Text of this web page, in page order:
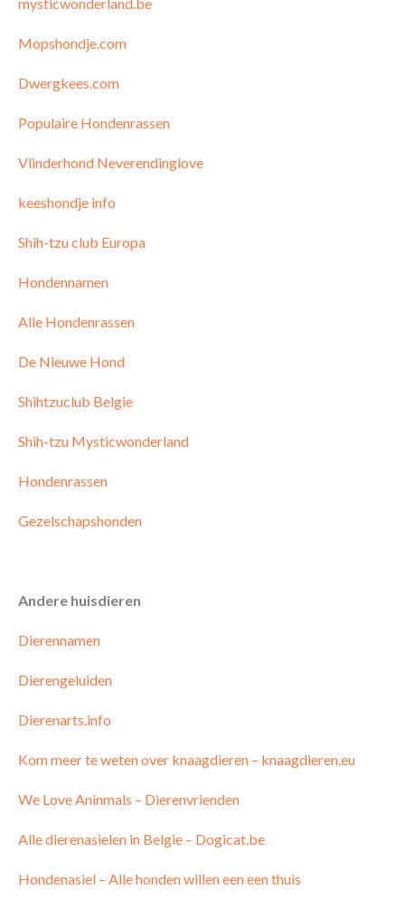
Mopshondje.com
Dwergkees.com
Populaire Hondenrassen
Vlinderhond Neverendinglove
keeshondje info
Shih-tzu club Europa
Hondennamen
Alle Hondenrassen
De Nieuwe Hond
Shihtzuclub Belgie
Shih-tzu Mysticwonderland
Hondenrassen
Gezelschapshonden
Andere huisdieren
Dierennamen
Dierengeluiden
Dierenarts.info
Kom meer te weten over knaagdieren – knaagdieren.eu
We Love Aninmals – Dierenvrienden
Alle dierenasielen in Belgie – Dogicat.be
Hondenasiel – Alle honden willen een een thuis